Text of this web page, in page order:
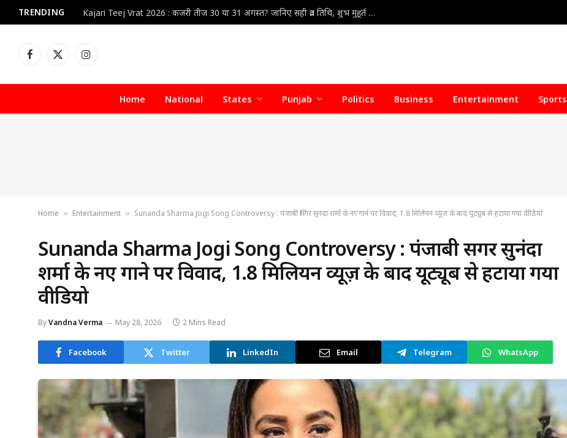
TRENDING Kajari Teej Vrat 2026 : कजरी तीज 30 या 31 अगस्त? जानिए सही व्रत तिथि, शुभ मुहूर्त और पूजा की संपूर्ण विधि
Facebook
X
Instagram
Home National States Punjab Politics Business Entertainment Sports
Home » Entertainment » Sunanda Sharma Jogi Song Controversy : पंजाबी सिंगर सुनंदा शर्मा के नए गाने पर विवाद, 1.8 मिलियन व्यूज़ के बाद यूट्यूब से हटाया गया वीडियो
Sunanda Sharma Jogi Song Controversy : पंजाबी सिंगर सुनंदा
शर्मा के नए गाने पर विवाद, 1.8 मिलियन व्यूज़ के बाद यूट्यूब से हटाया गया
वीडियो
ByVandna Verma May 28, 2026 2 Mins Read
Facebook Twitter LinkedIn Email Telegram WhatsApp